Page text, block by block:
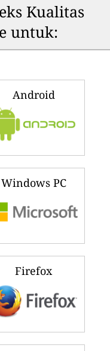
Kualitas
untuk:
Android
Windows PC
Firefox